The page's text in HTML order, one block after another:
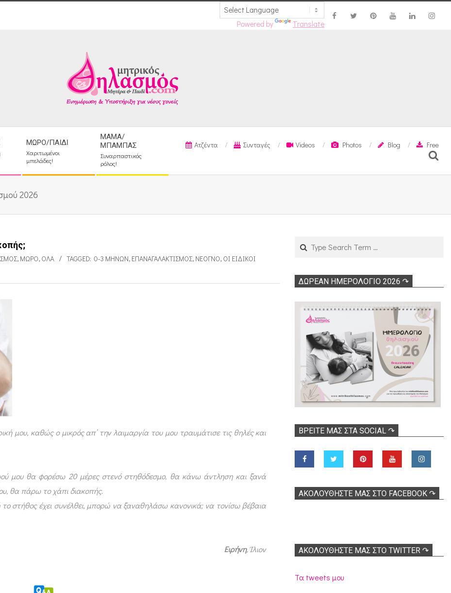
Powered by Translate
ΜΩΡΌ/ΠΑΙΔΊ
Χαριτωμένοι
μπελάδες!
ΜΑΜΆ/
ΜΠΑΜΠΆΣ
Συναρπαστικός
ρόλος!
Ατζέντα Συνταγές Videos Photos Blog
Free
Search
2026
, ΜΩΡΌ, ΌΛΑ TAGGED: 0-3 ΜΗΝΏΝ, ΕΠΑΝΑΓΑΛΑΚΤΙΣΜΌΣ, ΝΕΟΓΝΌ, ΟΙ ΕΙΔΙΚΟΊ
μου, καθώς ο μικρός απ’ την λαιμαργία του μου τραυμάτισε τις θηλές και
μου θα φορέσω 20 μέρες στενό στηθόδεσμο, θα κάνω άντληση και ξανά
θα πάρω το χάπι διακοπής.
στήθος έχει συνέλθει, μπορώ να ξαναθηλάσω κανονικά; να τονίσω βέβαια
Ειρήνη, Ίλιον
Search
ΔΩΡΕΑΝ ΗΜΕΡΟΛΟΓΙΟ 2026 ↷
ΒΡΕΊΤΕ ΜΑΣ ΣΤΑ SOCIAL ↷
ΑΚΟΛOΥΘΉΣΤΕ ΜΑΣ ΣΤΟ FACEBOOK ↷
ΑΚΟΛΟΥΘΉΣΤΕ ΜΑΣ ΣΤΟ TWITTER ↷
Τα tweets μου